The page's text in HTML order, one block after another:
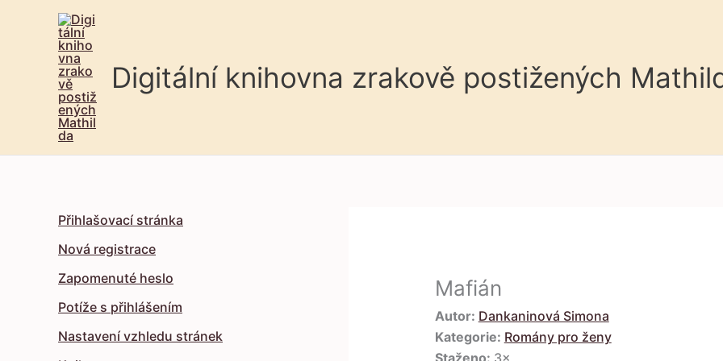
Digitální knihovna zrakově postižených
Přihlašovací stránka
Nová registrace
Zapomenuté heslo
Potíže s přihlášením
Nastavení vzhledu stránek
Mafián
Autor: Dankaninová Simona
Kategorie: Romány pro ženy
Staženo: 3×